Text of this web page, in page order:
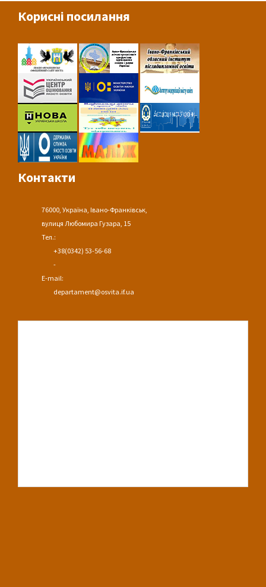
Корисні посилання
Контакти
76000, Україна, Івано-Франківськ,
вулиця Любомира Гузара, 15
Тел.:
+38(0342) 53-56-68
-
E-mail:
departament@osvita.if.ua